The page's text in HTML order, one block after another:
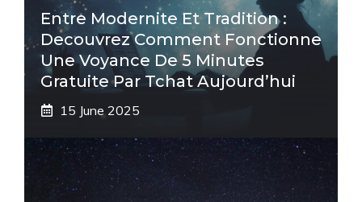
Entre Modernite Et Tradition :
Decouvrez Comment Fonctionne
Une Voyance De 5 Minutes
Gratuite Par Tchat Aujourd’hui
15 June 2025